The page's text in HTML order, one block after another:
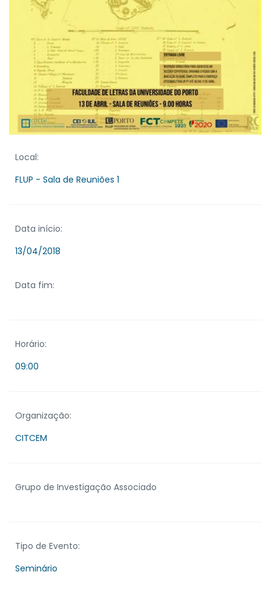
Local:
FLUP - Sala de Reuniões 1
Data início:
13/04/2018
Data fim:
Horário:
09:00
Organização:
CITCEM
Grupo de Investigação Associado
Tipo de Evento:
Seminário